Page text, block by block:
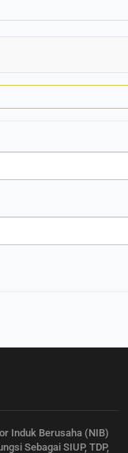
Induk Berusaha (NIB)
Sebagai SIUP, TDP,